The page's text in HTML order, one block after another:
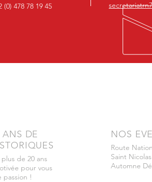
478 78 19 45
ANS DE
de 20 ans
pour vous
passion !
NOS
Route
Saint
Automne